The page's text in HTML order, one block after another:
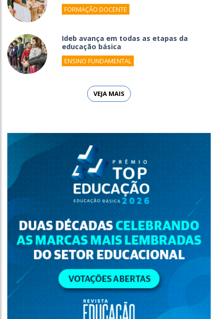
FORMAÇÃO DOCENTE
Ideb avança em todas as etapas da
educação básica
ENSINO FUNDAMENTAL
VEJA MAIS